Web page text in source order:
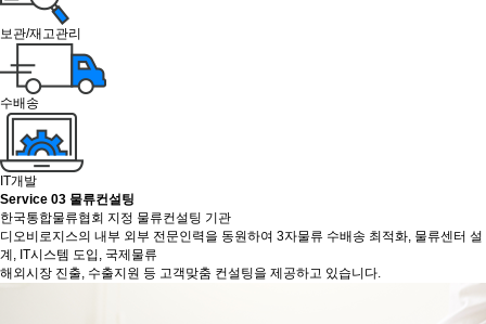
보관/재고관리
수배송
IT개발
Service 03 물류컨설팅
한국통합물류협회 지정 물류컨설팅 기관
디오비로지스의 내부 외부 전문인력을 동원하여 3자물류 수배송 최적화, 물류센터 설
계, IT시스템 도입, 국제물류
해외시장 진출, 수출지원 등 고객맞춤 컨설팅을 제공하고 있습니다.